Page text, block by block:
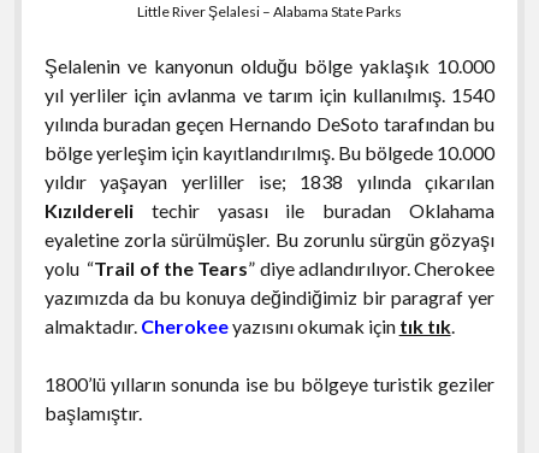
Little River Şelalesi – Alabama State Parks
Şelalenin ve kanyonun olduğu bölge yaklaşık 10.000
yıl yerliler için avlanma ve tarım için kullanılmış. 1540
yılında buradan geçen Hernando DeSoto tarafından bu
bölge yerleşim için kayıtlandırılmış. Bu bölgede 10.000
yıldır yaşayan yerliller ise; 1838 yılında çıkarılan
Kızılderelitechir yasası ile buradan Oklahama
eyaletine zorla sürülmüşler. Bu zorunlu sürgün gözyaşı
yolu “Trail of the Tears” diye adlandırılıyor. Cherokee
yazımızda da bu konuya değindiğimiz bir paragraf yer
almaktadır. Cherokeeyazısını okumak için tık tık.
1800’lü yılların sonunda ise bu bölgeye turistik geziler
başlamıştır.